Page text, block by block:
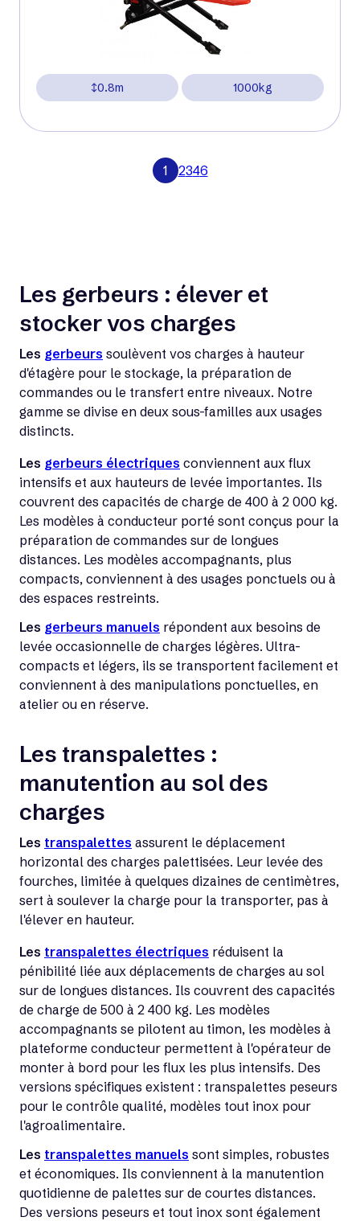
0.8m 1000kg
1 2346
Les gerbeurs : élever et
stocker vos charges
Les gerbeurs soulèvent vos charges à hauteur
d'étagère pour le stockage, la préparation de
commandes ou le transfert entre niveaux. Notre
gamme se divise en deux sous-familles aux usages
distincts.
Les gerbeurs électriques conviennent aux flux
intensifs et aux hauteurs de levée importantes. Ils
couvrent des capacités de charge de 400 à 2 000 kg.
Les modèles à conducteur porté sont conçus pour la
préparation de commandes sur de longues
distances. Les modèles accompagnants, plus
compacts, conviennent à des usages ponctuels ou à
des espaces restreints.
Les gerbeurs manuels répondent aux besoins de
levée occasionnelle de charges légères. Ultra-
compacts et légers, ils se transportent facilement et
conviennent à des manipulations ponctuelles, en
atelier ou en réserve.
Les transpalettes :
manutention au sol des
charges
Les transpalettes assurent le déplacement
horizontal des charges palettisées. Leur levée des
fourches, limitée à quelques dizaines de centimètres,
sert à soulever la charge pour la transporter, pas à
l'élever en hauteur.
Les transpalettes électriques réduisent la
pénibilité liée aux déplacements de charges au sol
sur de longues distances. Ils couvrent des capacités
de charge de 500 à 2 400 kg. Les modèles
accompagnants se pilotent au timon, les modèles à
plateforme conducteur permettent à l'opérateur de
monter à bord pour les flux les plus intensifs. Des
versions spécifiques existent : transpalettes peseurs
pour le contrôle qualité, modèles tout inox pour
l'agroalimentaire.
Les transpalettes manuels sont simples, robustes
et économiques. Ils conviennent à la manutention
quotidienne de palettes sur de courtes distances.
Des versions peseurs et tout inox sont également